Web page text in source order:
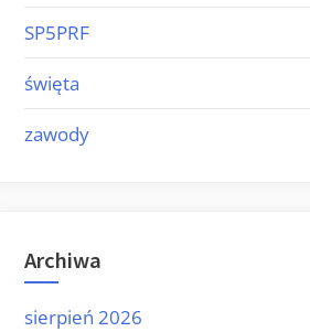
SP5PRF
święta
zawody
Archiwa
sierpień 2026